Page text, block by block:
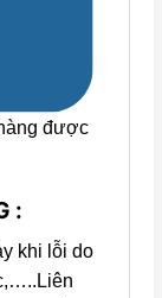
được
:
khi lỗi do